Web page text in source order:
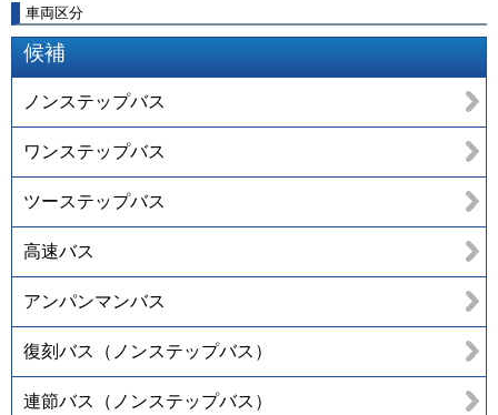
車両区分
候補
ノンステップバス
ワンステップバス
ツーステップバス
高速バス
アンパンマンバス
復刻バス（ノンステップバス）
連節バス（ノンステップバス）